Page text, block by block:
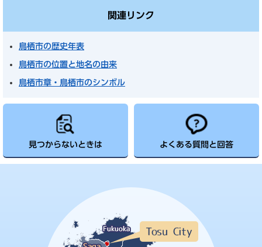
関連リンク
鳥栖市の歴史年表
鳥栖市の位置と地名の由来
鳥栖市章・鳥栖市のシンボル
見つからないときは よくある質問と回答